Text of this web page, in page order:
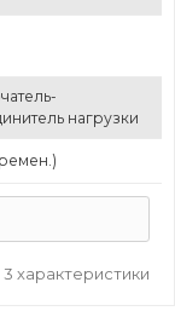
нагрузки
характеристики